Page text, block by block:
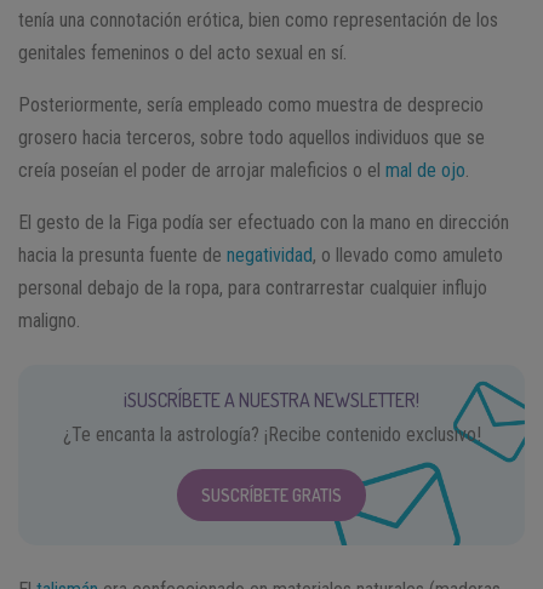
tenía una connotación erótica, bien como representación de los
genitales femeninos o del acto sexual en sí.
Posteriormente, sería empleado como muestra de desprecio
grosero hacia terceros, sobre todo aquellos individuos que se
creía poseían el poder de arrojar maleficios o el mal de ojo
El gesto de la Figa podía ser efectuado con la mano en dirección
hacia la presunta fuente de negatividad, o llevado como amuleto
personal debajo de la ropa, para contrarrestar cualquier influjo
maligno.
¡SUSCRÍBETE A NUESTRA NEWSLETTER!
¿Te encanta la astrología? ¡Recibe contenido exclusivo!
SUSCRÍBETE GRATIS